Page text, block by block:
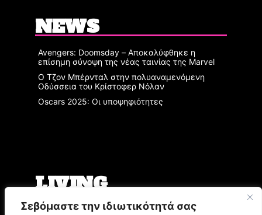
Σεβόμαστε την ιδιωτικότητά σας
NEWS
Avengers: Doomsday – Αποκαλύφθηκε η
επίσημη σύνοψη της νέας ταινίας της Marvel
Ο Τζον Μπέρνταλ στην πολυαναμενόμενη
Οδύσσεια του Κρίστοφερ Νόλαν
Oscars 2025: Οι υποψηφιότητες
LIVING
Ο Άρης Μπινιάρης σκηνοθετεί τη «Δίκη» του